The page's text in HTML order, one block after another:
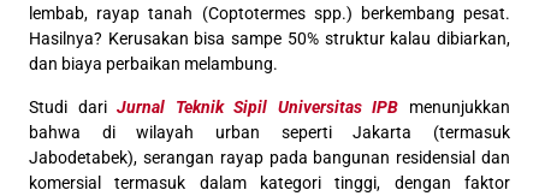
lembab, rayap tanah (Coptotermes spp.) berkembang pesat.
Hasilnya? Kerusakan bisa sampe 50% struktur kalau dibiarkan,
dan biaya perbaikan melambung.
Studi dariJurnal Teknik Sipil Universitas IPB menunjukkan
bahwa di wilayah urban seperti Jakarta (termasuk
Jabodetabek), serangan rayap pada bangunan residensial dan
komersial termasuk dalam kategori tinggi, dengan faktor